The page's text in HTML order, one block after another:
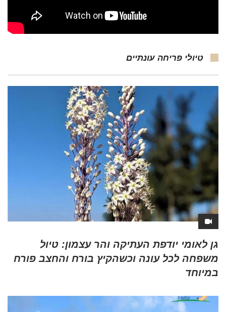
טיולי פריחה עונתיים
גן לאומי יודפת העתיקה והר עצמון: טיול
משפחה לכל עונה וכשהקיץ בורח והחצב פורח
במיוחד